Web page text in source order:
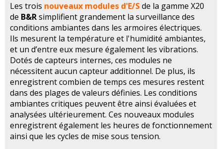
Les trois nouveaux modules d'E/Sde la gamme X20
de B&Rsimplifient grandement la surveillance des
conditions ambiantes dans les armoires électriques.
Ils mesurent la température et l'humidité ambiantes,
et un d’entre eux mesure également les vibrations.
Dotés de capteurs internes, ces modules ne
nécessitent aucun capteur additionnel. De plus, ils
enregistrent combien de temps ces mesures restent
dans des plages de valeurs définies. Les conditions
ambiantes critiques peuvent être ainsi évaluées et
analysées ultérieurement. Ces nouveaux modules
enregistrent également les heures de fonctionnement
ainsi que les cycles de mise sous tension.